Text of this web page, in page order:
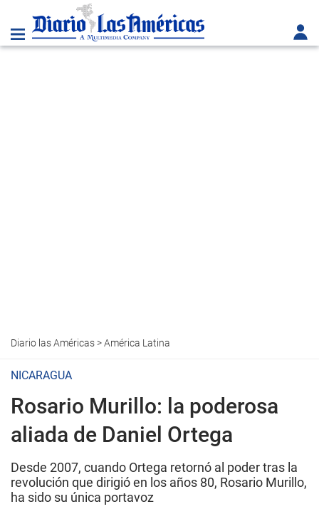
Diario las Américas>América Latina
NICARAGUA
Rosario Murillo: la poderosa
aliada de Daniel Ortega
Desde 2007, cuando Ortega retornó al poder tras la
revolución que dirigió en los años 80, Rosario Murillo,
ha sido su única portavoz